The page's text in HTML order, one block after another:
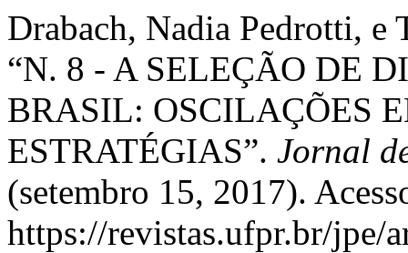
Drabach, Nadia Pedrotti, e
“N. 8 - A SELEÇÃO DE
BRASIL: OSCILAÇÕES
ESTRATÉGIAS”. Jornal
(setembro 15, 2017).
https://revistas.ufpr.br/jpe/